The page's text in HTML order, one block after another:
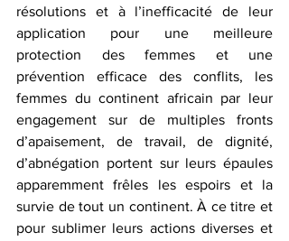
résolutions et à l’inefficacité de leur
application pour une meilleure
protection des femmes et une
prévention efficace des conflits, les
femmes du continent africain par leur
engagement sur de multiples fronts
d’apaisement, de travail, de dignité,
d’abnégation portent sur leurs épaules
apparemment frêles les espoirs et la
survie de tout un continent. À ce titre et
pour sublimer leurs actions diverses et